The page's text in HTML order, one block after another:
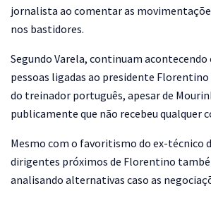
jornalista ao comentar as
nos bastidores.
Segundo Varela, continuam acontecendo
pessoas ligadas ao presidente
do treinador português, apesar de
publicamente que não recebeu qualquer
Mesmo com o favoritismo do ex-técnico
dirigentes próximos de Florentino
analisando alternativas caso as